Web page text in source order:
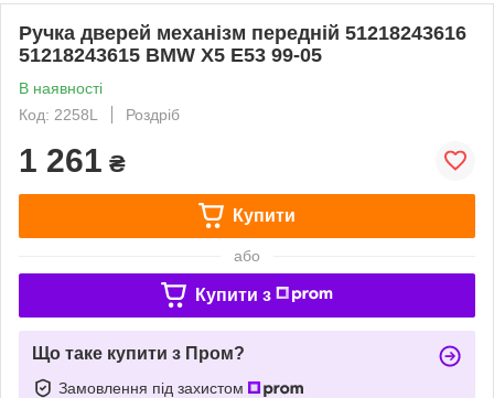
Ручка дверей механізм передній 51218243616
51218243615 BMW X5 E53 99-05
В наявності
Код: 2258L
Роздріб
1 261 ₴
Купити
або
Купити з
Що таке купити з Пром?
Замовлення під захистом